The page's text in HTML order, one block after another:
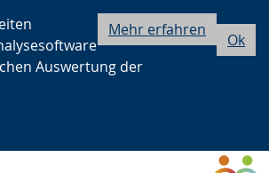
Hauptnavigation
Seitennavigation
Inhalt
Ok
Mehr erfahren
Auswertung der